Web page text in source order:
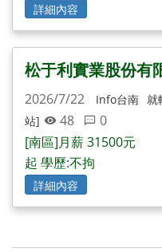
詳細內容
松于利實業股份有
2026/7/22 Info台南 就
站]
48
0
[南區]月薪 31500元
起 學歷:不拘
詳細內容